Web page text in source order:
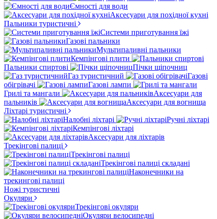
Ємності для води
Аксесуари для похідної кухні
Пальники туристичні
Системи приготування їжі
Газові пальники
Мультипаливні пальники
Кемпінгові плити
Пальники спиртові
Пічки щіпочниц
Газ туристичний
Газові
обігрівачі
Газові лампи
Грилі та мангали
Аксесуари для
пальників
Аксесуари для вогнища
Ліхтарі туристичні
Налобні ліхтарі
Ручні ліхтарі
Кемпінгові ліхтарі
Аксесуари для ліхтарів
Трекінгові палиці
Трекінгові палиці
Трекінгові палиці складані
Наконечники на
трекингові палиці
Ножі туристичні
Окуляри
Трекінгові окуляри
Окуляри велосипедні